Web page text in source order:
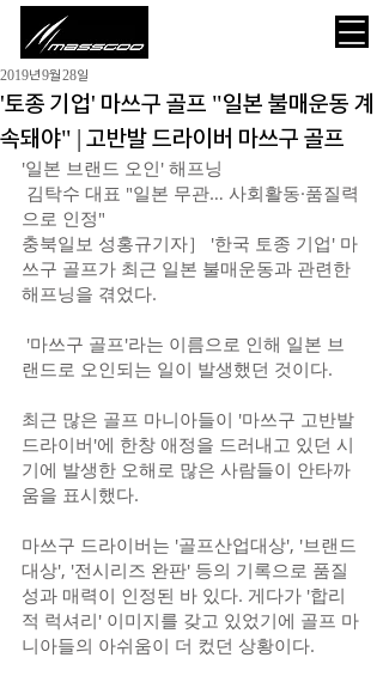
'토종 기업' 마쓰구 골프 "일본 불매운동 계
속돼야" | 고반발 드라이버 마쓰구 골프
2019년 9월 28일
'일본 브랜드 오인' 해프닝
으로 인정"
충북일보 성홍규기자］ '한국 토종 기업' 마
쓰구 골프가 최근 일본 불매운동과 관련한
해프닝을 겪었다.
랜드로 오인되는 일이 발생했던 것이다.
최근 많은 골프 마니아들이 '마쓰구 고반발
드라이버'에 한창 애정을 드러내고 있던 시
기에 발생한 오해로 많은 사람들이 안타까
움을 표시했다.
마쓰구 드라이버는 '골프산업대상', '브랜드
대상', '전시리즈 완판' 등의 기록으로 품질
성과 매력이 인정된 바 있다. 게다가 '합리
적 럭셔리' 이미지를 갖고 있었기에 골프 마
니아들의 아쉬움이 더 컸던 상황이다.